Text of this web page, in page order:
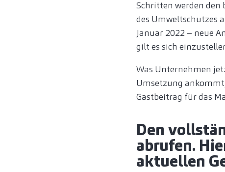
Schritten werden
des Umweltschutzes
Januar 2022 – neue
gilt es sich
Was Unternehmen
Umsetzung
Gastbeitrag für das
Den
abrufen.
aktuellen